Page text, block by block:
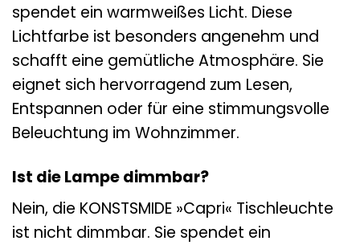
spendet ein warmweißes Licht. Diese
Lichtfarbe ist besonders angenehm und
schafft eine gemütliche Atmosphäre. Sie
eignet sich hervorragend zum Lesen,
Entspannen oder für eine stimmungsvolle
Beleuchtung im Wohnzimmer.
Ist die Lampe dimmbar?
Nein, die KONSTSMIDE »Capri« Tischleuchte
ist nicht dimmbar. Sie spendet ein